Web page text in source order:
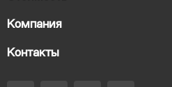
Компания
Контакты